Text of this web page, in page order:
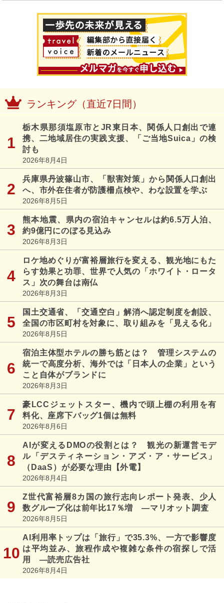
ランキング（直近7日間）
栃木県那須塩原市とJR東日本、関係人口創出で連
携、二地域居住の実践支援、「ご当地Suica」の検
討も
2026年8月4日
兵庫県丹波篠山市、「獣害対策」から関係人口創出
へ、市外在住者が防護柵点検や、わな設置を学ぶ
2026年8月5日
熊本地震、県内の宿泊キャンセルは約6.5万人泊、
約9億円にのぼる見込み
2026年8月3日
ロケ地めぐりが富裕層旅行を変える、観光地にもた
らす効果と功罪、世界で人気の「ホワイト・ロータ
ス」次の舞台は南仏
2026年8月3日
国土交通省、「交通空白」解消へ認定制度を創設、
全国の市区町村を対象に、取り組みを「見える化」
2026年8月5日
宿泊主体型ホテルの勝ち筋とは？ 管理システムの
統一で高度分析、海外では「日本人の企業」という
こと自体がブランドに
2026年8月3日
豪LCCジェットスター、機内で頭上棚の利用を有
料化、座席下バッグ1個は無料
2026年8月6日
AIが変えるDMOの役割とは？ 観光の新運営モデ
ル「デスティネーション・アズ・ア・サービス」
（DaaS）が必要な理由【外電】
2026年8月4日
Z世代富裕層8カ国の旅行志向レポート発表、少人
数グループ化は前年比17％増 ―マリオット調査
2026年8月5日
AI利用率トップは「旅行」で35.3%、一方で影響度
は平均並み、旅程作成や複雑な条件の宿探しで活
用 ―読売広告社
2026年8月4日